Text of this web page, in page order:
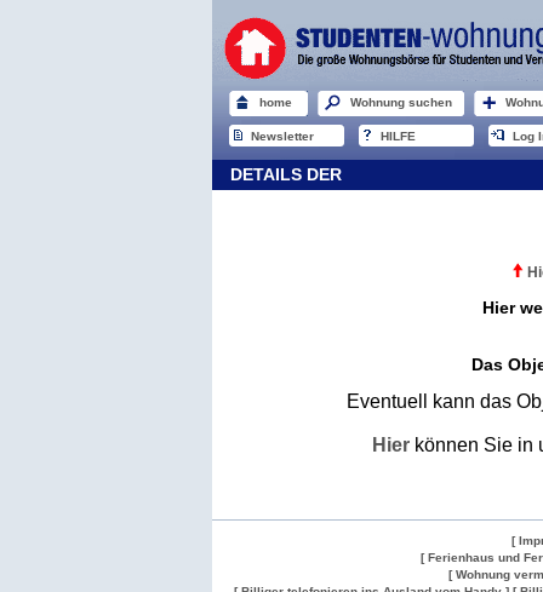
home Wohnung suchen
Newsletter HILFE Log
DETAILS DER
Hier
Das
Eventuell kann das
Hier können Sie in
[
[ Ferienhaus und
[ Wohnung